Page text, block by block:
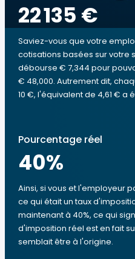
22 135 €
Saviez-vous que votre
cotisations basées sur votre
débourse € 7,344 pour
€ 48,000. Autrement dit,
10 €, l'équivalent de 4,61 € a
Pourcentage réel
40%
Ainsi, si vous et l'employeur
ce qui était un taux
maintenant à 40%, ce qui
d'imposition réel est en fait
semblait être à l'origine.